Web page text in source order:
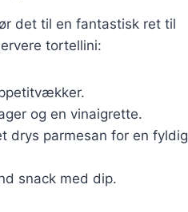
det til en fantastisk ret til
tortellini:
og en vinaigrette.
drys parmesan for en fyldig
snack med dip.